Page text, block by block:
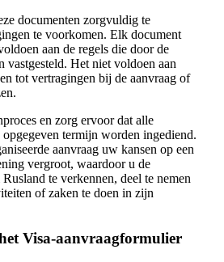
documenten zorgvuldig te
te voorkomen. Elk document
aan de regels die door de
vastgesteld. Het niet voldoen aan
tot vertragingen bij de aanvraag of
en zorg ervoor dat alle
termijn worden ingediend.
aanvraag uw kansen op een
vergroot, waardoor u de
te verkennen, deel te nemen
of zaken te doen in zijn
Visa-aanvraagformulier